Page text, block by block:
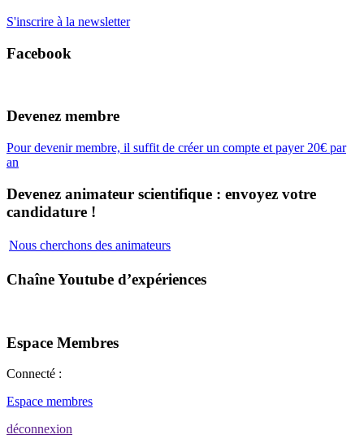
S'inscrire à la newsletter
Facebook
Devenez membre
Pour devenir membre, il suffit de créer un compte et payer 20€ par
an
Devenez animateur scientifique : envoyez votre
candidature !
Nous cherchons des animateurs
Chaîne Youtube d’expériences
Espace Membres
Connecté :
Espace membres
déconnexion